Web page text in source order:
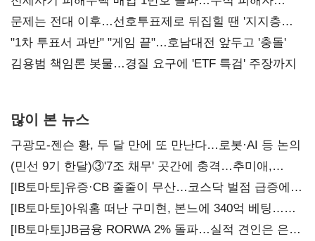
4만278명
문제는 전대 이후…선호투표제로 뒤집힐 땐 '지지층
불복'
"1차 투표서 과반" "게임 끝"…호남대전 앞두고 '충돌'
김용범 책임론 봇물…경질 요구에 'ETF 특검' 주장까지
많이 본 뉴스
구광모-젠슨 황, 두 달 만에 또 만난다…로봇·AI 등 논의
(민선 9기 한달)③'7조 채무' 곳간에 충격…추미애,
20년만에 '비상재정' 선언 승부수
[IB토마토]유증·CB 줄줄이 무산…코스닥 벌점 급증에
상폐 압박
[IB토마토]아워홈 떠난 구미현, 본느에 340억 베팅…
가족 지배체제 구축
[IB토마토]JB금융 RORWA 2% 돌파…실적 견인은 은행